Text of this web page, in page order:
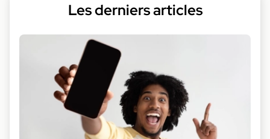
Les derniers articles